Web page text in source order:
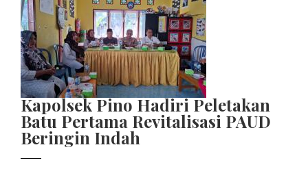
Kapolsek Pino Hadiri Peletakan
Batu Pertama Revitalisasi PAUD
Beringin Indah